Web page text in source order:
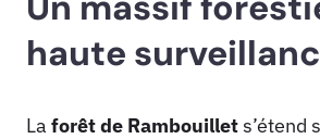
haute
La forêt de Rambouillets’étend